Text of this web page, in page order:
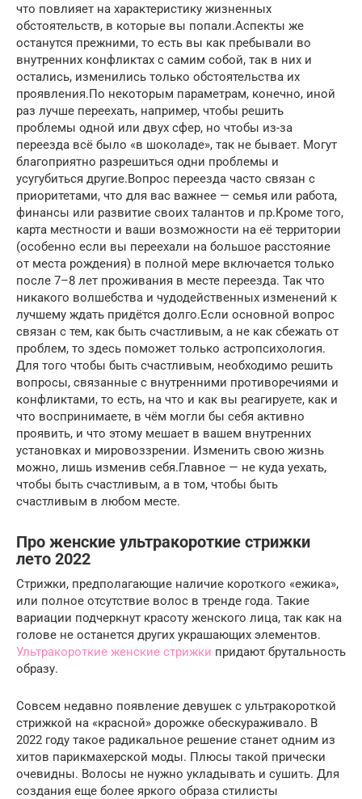
что повлияет на характеристику жизненных
обстоятельств, в которые вы попали.Аспекты же
останутся прежними, то есть вы как пребывали во
внутренних конфликтах с самим собой, так в них и
остались, изменились только обстоятельства их
проявления.По некоторым параметрам, конечно, иной
раз лучше переехать, например, чтобы решить
проблемы одной или двух сфер, но чтобы из-за
переезда всё было «в шоколаде», так не бывает. Могут
благоприятно разрешиться одни проблемы и
усугубиться другие.Вопрос переезда часто связан с
приоритетами, что для вас важнее — семья или работа,
финансы или развитие своих талантов и пр.Кроме того,
карта местности и ваши возможности на её территории
(особенно если вы переехали на большое расстояние
от места рождения) в полной мере включается только
после 7–8 лет проживания в месте переезда. Так что
никакого волшебства и чудодейственных изменений к
лучшему ждать придётся долго.Если основной вопрос
связан с тем, как быть счастливым, а не как сбежать от
проблем, то здесь поможет только астропсихология.
Для того чтобы быть счастливым, необходимо решить
вопросы, связанные с внутренними противоречиями и
конфликтами, то есть, на что и как вы реагируете, как и
что воспринимаете, в чём могли бы себя активно
проявить, и что этому мешает в вашем внутренних
установках и мировоззрении. Изменить свою жизнь
можно, лишь изменив себя.Главное — не куда уехать,
чтобы быть счастливым, а в том, чтобы быть
счастливым в любом месте.
Про женские ультракороткие стрижки
лето 2022
Стрижки, предполагающие наличие короткого «ежика»,
или полное отсутствие волос в тренде года. Такие
вариации подчеркнут красоту женского лица, так как на
голове не останется других украшающих элементов.
Ультракороткие женские стрижки придают брутальность
образу.
Совсем недавно появление девушек с ультракороткой
стрижкой на «красной» дорожке обескураживало. В
2022 году такое радикальное решение станет одним из
хитов парикмахерской моды. Плюсы такой прически
очевидны. Волосы не нужно укладывать и сушить. Для
создания еще более яркого образа стилисты